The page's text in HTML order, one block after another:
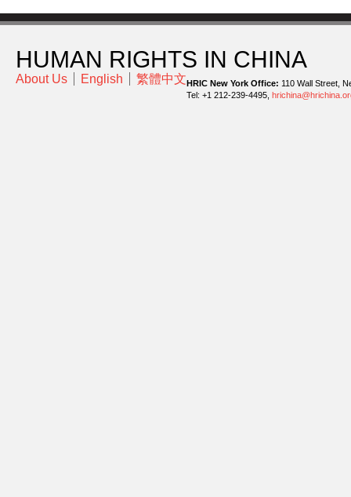
HUMAN RIGHTS IN CHINA
About Us English 繁體中文 HRIC New York Office: 110 Wall Street,
Tel: +1 212-239-4495,